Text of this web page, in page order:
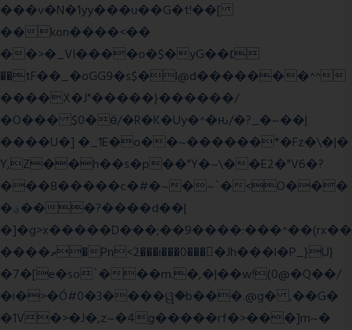
���v�N�1yy���u��G�t!��[
��kon����<��
��>�_VI����o�$�yG��׆
��tF��_�oGG9�s$�l@d�������^^
����X�J"�����}������/
�O��� $0�ӫ/�R�K�Uy�^�ԋ/�?_�~��|
����U�] �_1E�o��~������*�Fz�\�|�
Y,Z��h��s�p��"Y�~\��E2�"V6�?
���8�����c�#�~�~`�<O���
�؋���?����d��|
�]�g>x�����D���;��9����:���^��(rx��
����ޡ�Pn<2���i���0���𩆿�Jh���l�P_}U}
�7�[e�so`���m.�,�|��w!(0@�Q��/
�i�>�Ó#0�3����ୱ�b���.@g� ,��G�
�1V�>�J�,z~�4g�����rf�>���]m~�